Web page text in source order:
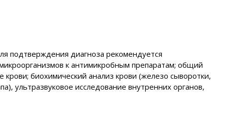
подтверждения диагноза рекомендуется
к антимикробным препаратам; общий
биохимический анализ крови (железо сыворотки,
ультразвуковое исследование внутренних органов,